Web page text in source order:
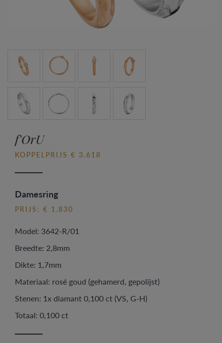
f'OrU
KOPPELPRIJS € 3.618
Damesring
PRIJS: € 1.830
Model: 3642-R/01
Breedte: 2,8mm
Dikte: 1,7mm
Materiaal: rosé goud (gehamerd, gepolijst)
Stenen: 1x diamant 0,100 ct (VS, G-H)
Totaal: 0,100 ct